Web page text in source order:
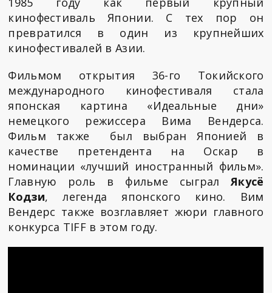
кинофестиваль Японии. С тех пор он
превратился в один из крупнейших
кинофестивалей в Азии.
Фильмом открытия 36-го Токийского
международного кинофестиваля стала
японская картина «Идеальные дни»
немецкого режиссера Вима Вендерса.
Фильм также был выбран Японией в
качестве претендента на Оскар в
номинации «лучший иностранный фильм».
Главную роль в фильме сыгралЯкусё
Кодзи, легенда японского кино. Вим
Вендерс также возглавляет жюри главного
конкурса TIFF в этом году.